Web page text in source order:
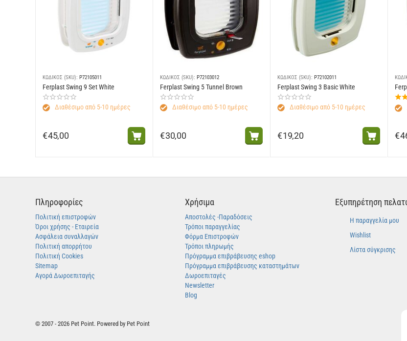
ΚΩΔΙΚΟΣ (SKU): P72105011
Ferplast Swing 9 Set White
Διαθέσιμο από 5-10 ημέρες
€45,00
ΚΩΔΙΚΟΣ (SKU): P72103012
Ferplast Swing 5 Tunnel Brown
Διαθέσιμο από 5-10 ημέρες
€30,00
ΚΩΔΙΚΟΣ (SKU): P72102011
Ferplast Swing 3 Basic White
Διαθέσιμο από 5-10 ημέρες
€19,20 €
Πληροφορίες
Πολιτική επιστροφών
Όροι χρήσης - Εταιρεία
Ασφάλεια συναλλαγών
Πολιτική απορρήτου
Πολιτική Cookies
Sitemap
Αγορά Δωροεπιταγής
Χρήσιμα
Αποστολές -Παραδόσεις
Τρόποι παραγγελίας
Φόρμα Επιστροφών
Τρόποι πληρωμής
Πρόγραμμα επιβράβευσης eshop
Πρόγραμμα επιβράβευσης καταστημάτων
Δωροεπιταγές
Newsletter
Blog
Εξυπηρέτηση
Η παραγγελία μου
Wishlist
Λίστα σύγκρισης
© 2007 - 2026 Pet Point. Powered by Pet Point